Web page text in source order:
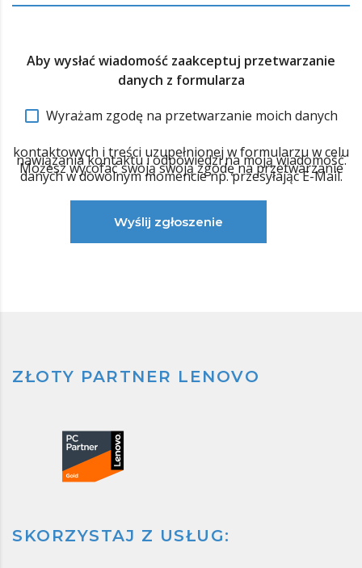
Aby wysłać wiadomość zaakceptuj przetwarzanie
danych z formularza
Wyrażam zgodę na przetwarzanie moich danych
kontaktowych i treści uzupełnionej w formularzu w celu
nawiązania kontaktu i odpowiedzi na moją wiadomość.
Możesz wycofać swoją swoją zgodę na przetwarzanie
danych w dowolnym momencie np. przesyłając E-Mail.
Wyślij zgłoszenie
ZŁOTY PARTNER LENOVO
SKORZYSTAJ Z USŁUG: